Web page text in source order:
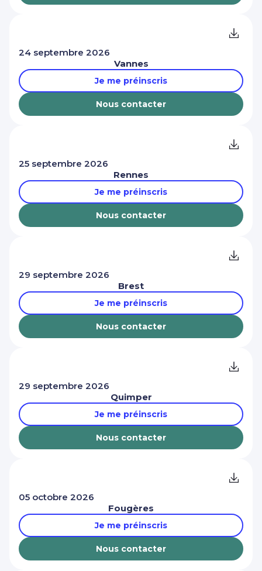
24 septembre 2026
Vannes
Je me préinscris
Nous contacter
25 septembre 2026
Rennes
Je me préinscris
Nous contacter
29 septembre 2026
Brest
Je me préinscris
Nous contacter
29 septembre 2026
Quimper
Je me préinscris
Nous contacter
05 octobre 2026
Fougères
Je me préinscris
Nous contacter